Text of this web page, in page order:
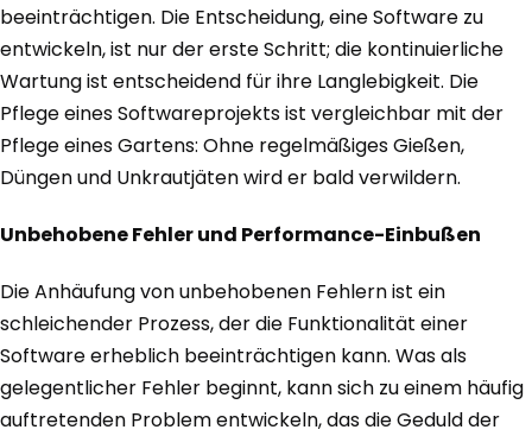
beeinträchtigen. Die Entscheidung, eine Software zu
entwickeln, ist nur der erste Schritt; die kontinuierliche
Wartung ist entscheidend für ihre Langlebigkeit. Die
Pflege eines Softwareprojekts ist vergleichbar mit der
Pflege eines Gartens: Ohne regelmäßiges Gießen,
Düngen und Unkrautjäten wird er bald verwildern.
Unbehobene Fehler und Performance-Einbußen
Die Anhäufung von unbehobenen Fehlern ist ein
schleichender Prozess, der die Funktionalität einer
Software erheblich beeinträchtigen kann. Was als
gelegentlicher Fehler beginnt, kann sich zu einem häufig
auftretenden Problem entwickeln, das die Geduld der